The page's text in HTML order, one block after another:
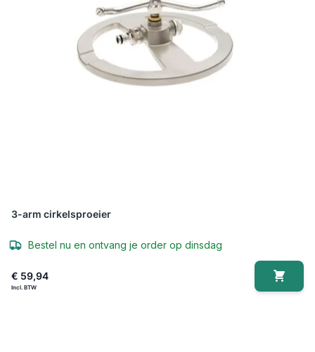
3-arm cirkelsproeier
Bestel nu en ontvang je order op dinsdag
€ 59,94